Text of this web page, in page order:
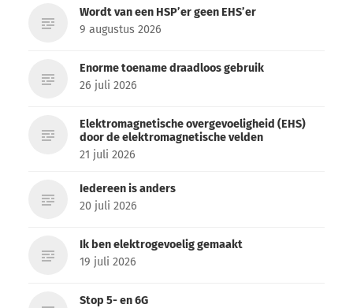
Wordt van een HSP’er geen EHS’er
9 augustus 2026
Enorme toename draadloos gebruik
26 juli 2026
Elektromagnetische overgevoeligheid (EHS)
door de elektromagnetische velden
21 juli 2026
Iedereen is anders
20 juli 2026
Ik ben elektrogevoelig gemaakt
19 juli 2026
Stop 5- en 6G